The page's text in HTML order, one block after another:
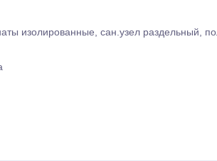
изолированные, сан.узел раздельный,